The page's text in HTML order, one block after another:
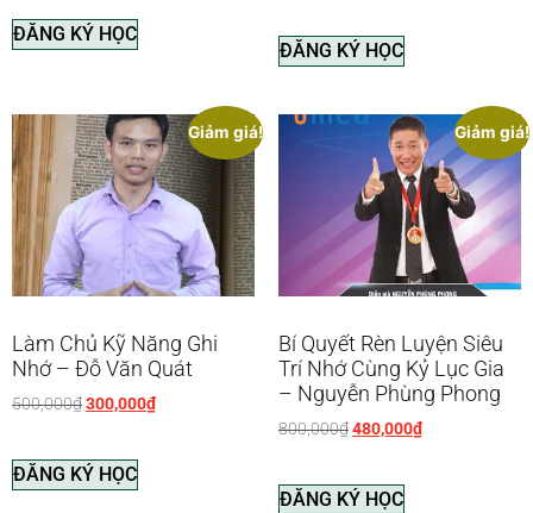
ĐĂNG KÝ HỌC
ĐĂNG KÝ HỌC
Giảm giá!
Làm Chủ Kỹ Năng Ghi
Nhớ – Đỗ Văn Quát
500,000₫300,000₫
ĐĂNG KÝ HỌC
Giảm giá!
Bí Quyết Rèn Luyện Siêu
Trí Nhớ Cùng Kỷ Lục Gia
– Nguyễn Phùng Phong
800,000₫480,000₫
ĐĂNG KÝ HỌC